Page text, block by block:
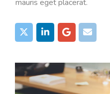
mauris eget placerat.